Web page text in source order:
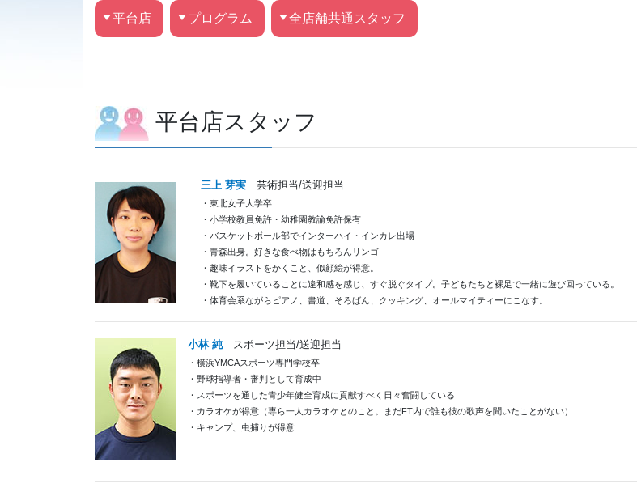
平台店 プログラム 全店舗共通スタッフ
平台店スタッフ
三上 芽実 芸術担当/送迎担当
・東北女子大学卒
・小学校教員免許・幼稚園教諭免許保有
・バスケットボール部でインターハイ・インカレ出場
・青森出身。好きな食べ物はもちろんリンゴ
・趣味イラストをかくこと、似顔絵が得意。
・靴下を履いていることに違和感を感じ、すぐ脱ぐタイプ。子どもたちと裸足で一緒に遊び回っている。
・体育会系ながらピアノ、書道、そろばん、クッキング、オールマイティーにこなす。
小林 純スポーツ担当/送迎担当
・横浜YMCAスポーツ専門学校卒
・野球指導者・審判として育成中
・スポーツを通した青少年健全育成に貢献すべく日々奮闘している
・カラオケが得意（専ら一人カラオケとのこと。まだFT内で誰も彼の歌声を聞いたことがない）
・キャンプ、虫捕りが得意